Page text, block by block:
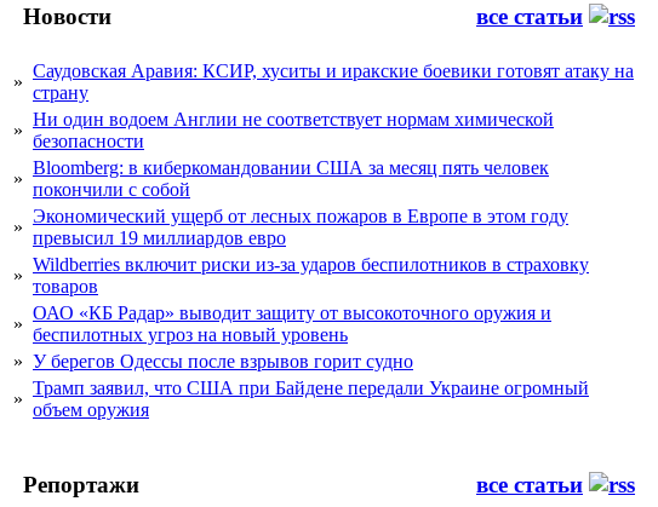
Новости все статьи
»
Саудовская Аравия: КСИР, хуситы и иракские боевики готовят атаку на
страну
»
Ни один водоем Англии не соответствует нормам химической
безопасности
»
Bloomberg: в киберкомандовании США за месяц пять человек
покончили с собой
»
Экономический ущерб от лесных пожаров в Европе в этом году
превысил 19 миллиардов евро
»
Wildberries включит риски из-за ударов беспилотников в страховку
товаров
»
ОАО «КБ Радар» выводит защиту от высокоточного оружия и
беспилотных угроз на новый уровень
» У берегов Одессы после взрывов горит судно
»
Трамп заявил, что США при Байдене передали Украине огромный
объем оружия
Репортажи все статьи